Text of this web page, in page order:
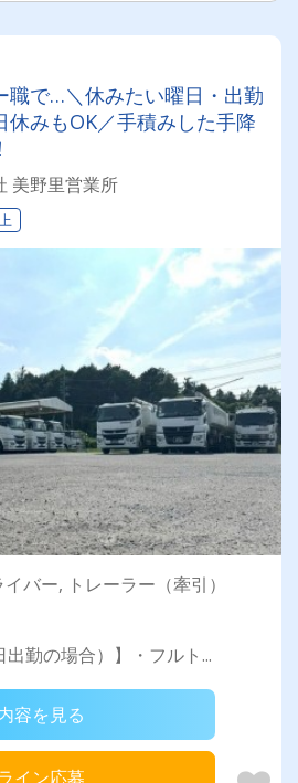
職で…＼休みたい曜日・出勤
休みもOK／手積みした手降
美野里営業所
バー, トレーラー（牽引）
出勤の場合）】・フルト...
容を見る
イン応募